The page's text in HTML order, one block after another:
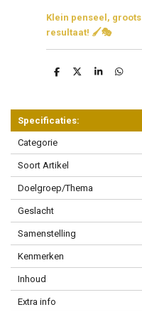
Klein penseel, groots
resultaat! 🖌️🎭
D
n
D
S
e
D
n
Specificaties:
Categorie
Soort Artikel
Doelgroep/Thema
Geslacht
Samenstelling
Kenmerken
Inhoud
Extra info